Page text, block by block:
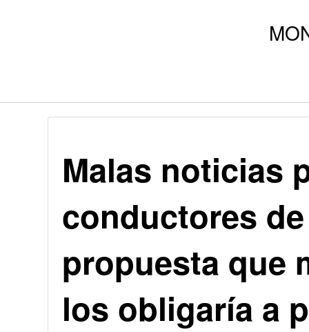
Malas noticias
conductores
propuesta que
los obligaría a